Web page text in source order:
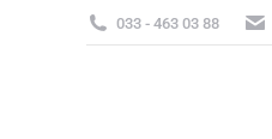
033 - 463 03 88